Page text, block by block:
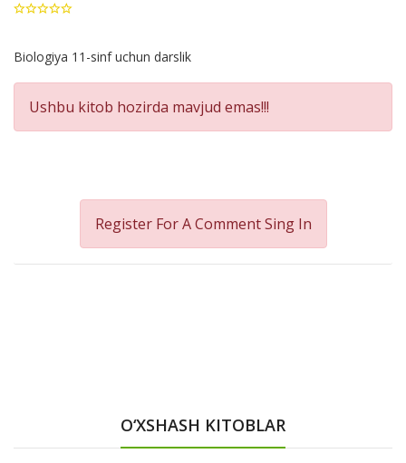
Product
Summery
Biologiya 11-sinf uchun darslik
Ushbu kitob hozirda mavjud emas!!!
Register For A CommentSing In
O‘XSHASH KITOBLAR